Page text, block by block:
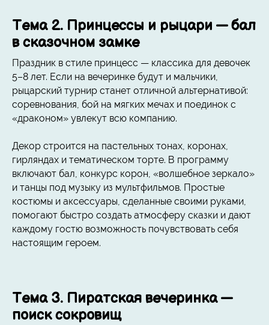
Тема 2. Принцессы и рыцари — бал
в сказочном замке
Праздник в стиле принцесс — классика для девочек
5–8 лет. Если на вечеринке будут и мальчики,
рыцарский турнир станет отличной альтернативой:
соревнования, бой на мягких мечах и поединок с
«драконом» увлекут всю компанию.
Декор строится на пастельных тонах, коронах,
гирляндах и тематическом торте. В программу
включают бал, конкурс корон, «волшебное зеркало»
и танцы под музыку из мультфильмов. Простые
костюмы и аксессуары, сделанные своими руками,
помогают быстро создать атмосферу сказки и дают
каждому гостю возможность почувствовать себя
настоящим героем.
Тема 3. Пиратская вечеринка —
поиск сокровищ